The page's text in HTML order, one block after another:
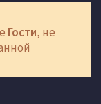
Гости, не